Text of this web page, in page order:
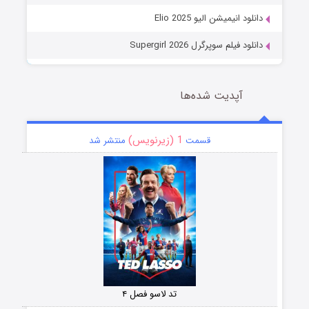
دانلود انیمیشن الیو Elio 2025
دانلود فیلم سوپرگرل Supergirl 2026
آپدیت شده‌ها
قسمت 1 (زیرنویس) منتشر شد
تد لاسو فصل ۴